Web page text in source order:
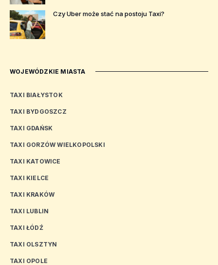
Czy Uber może stać na postoju Taxi?
WOJEWÓDZKIE MIASTA
TAXI BIAŁYSTOK
TAXI BYDGOSZCZ
TAXI GDAŃSK
TAXI GORZÓW WIELKOPOLSKI
TAXI KATOWICE
TAXI KIELCE
TAXI KRAKÓW
TAXI LUBLIN
TAXI ŁÓDŹ
TAXI OLSZTYN
TAXI OPOLE